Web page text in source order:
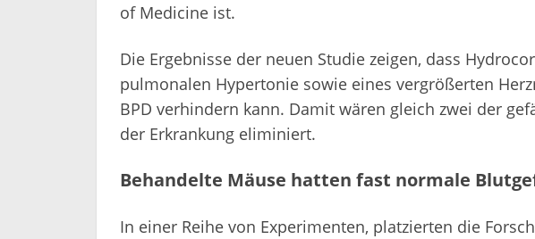
of Medicine ist.
Die Ergebnisse der neuen Studie zeigen, dass
pulmonalen Hypertonie sowie eines vergrößerten
BPD verhindern kann. Damit wären gleich zwei der
der Erkrankung eliminiert.
Behandelte Mäuse hatten fast normale
In einer Reihe von Experimenten, platzierten die